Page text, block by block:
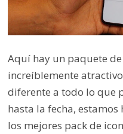
Aquí hay un paquete
increíblemente
diferente a todo lo que
hasta la fecha,
los mejores pack de